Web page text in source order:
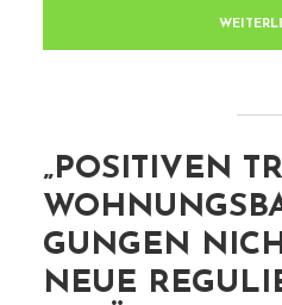
„POSITIVEN
GUNGEN
NEUE